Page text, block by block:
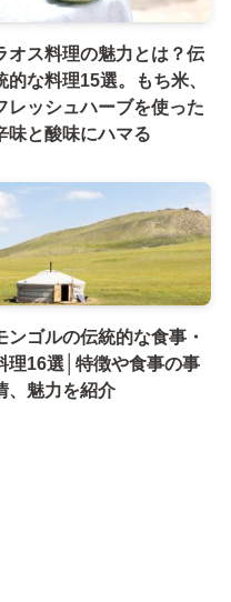
オス料理の魅力とは？伝
的な料理15選。もち米、
レッシュハーブを使った
味と酸味にハマる
ンゴルの伝統的な食事・
理16選│特徴や食事の事
、魅力を紹介